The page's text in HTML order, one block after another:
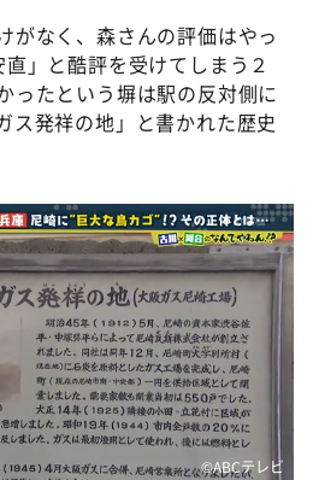
がなく、森さんの評価はやっ
」と酷評を受けてしまう２
ったという塀は駅の反対側に
ス発祥の地」と書かれた歴史
©️ABCテレビ